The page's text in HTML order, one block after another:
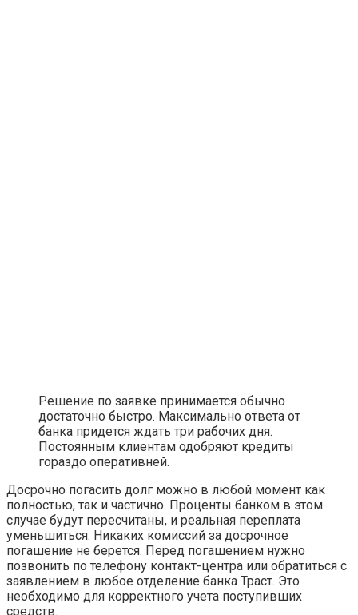
Решение по заявке принимается обычно
достаточно быстро. Максимально ответа от
банка придется ждать три рабочих дня.
Постоянным клиентам одобряют кредиты
гораздо оперативней.
Досрочно погасить долг можно в любой момент как
полностью, так и частично. Проценты банком в этом
случае будут пересчитаны, и реальная переплата
уменьшиться. Никаких комиссий за досрочное
погашение не берется. Перед погашением нужно
позвонить по телефону контакт-центра или обратиться с
заявлением в любое отделение банка Траст. Это
необходимо для корректного учета поступивших
средств.